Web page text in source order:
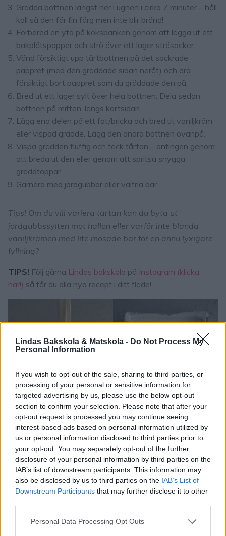
Lindas Bakskola & Matskola - Do Not Process My
Personal Information
If you wish to opt-out of the sale, sharing to third parties, or
processing of your personal or sensitive information for
targeted advertising by us, please use the below opt-out
section to confirm your selection. Please note that after your
opt-out request is processed you may continue seeing
interest-based ads based on personal information utilized by
us or personal information disclosed to third parties prior to
your opt-out. You may separately opt-out of the further
disclosure of your personal information by third parties on the
IAB’s list of downstream participants. This information may
also be disclosed by us to third parties on the IAB’s List of
Downstream Participants that may further disclose it to other
Personal Data Processing Opt Outs
Grädda bottnen längst ner i ugnen i cirka 7 minuter – håll
koll så den får fin färg men inte blir bränd!
Förbered en yta på köksbänken genom att lägga ut ett
bakplåtspapper och strö över ett lager strösocker.
Vänd försiktigt upp tårtbottnen på det sockrade
pappret (med den gräddade sidan neråt) och dra
försiktigt bort pappret som du gräddade den på.
Bred ut ett lager sylt över hela bottnen. Dela sedan
bottnen på mitten, längs kortsidan.
Lägg ena delen på ett fat/bricka och bred ut vaniljkräm
eller vispad grädde. Lägg den andra bottnen ovanpå.
Vispa grädden fluffig och täck tårtan – antingen genom
att breda ut den eller genom att spritsa snygga
gräddtoppar.
Garnera med jordgubbar eller valfria bär.
Tips! Om du vill variera tårtan kan du byta ut
jordgubbssylten mot hallon eller varför inte blanda
vaniljkrämen med lite mosade bär för en ännu lyxigare
fyllning?
TIPS! Följ gärna Lindas bakskola på Instagram (klicka
här!) så får du alla nya recept i ditt flöde!